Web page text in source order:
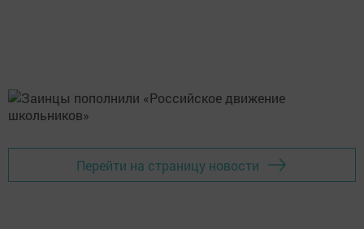
Перейти на страницу новости